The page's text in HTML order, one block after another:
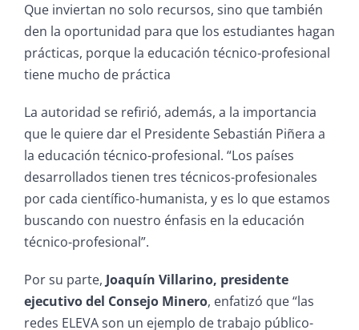
Que inviertan no solo recursos, sino que también
den la oportunidad para que los estudiantes hagan
prácticas, porque la educación técnico-profesional
tiene mucho de práctica
La autoridad se refirió, además, a la importancia
que le quiere dar el Presidente Sebastián Piñera a
la educación técnico-profesional. “Los países
desarrollados tienen tres técnicos-profesionales
por cada científico-humanista, y es lo que estamos
buscando con nuestro énfasis en la educación
técnico-profesional”.
Por su parte, Joaquín Villarino, presidente
ejecutivo del Consejo Minero, enfatizó que “las
redes ELEVA son un ejemplo de trabajo público-